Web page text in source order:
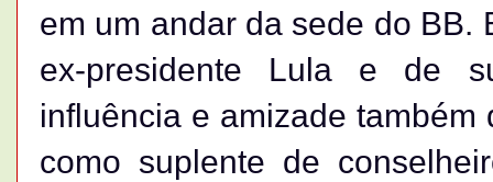
em um andar da sede do BB.
ex-presidente Lula e de
influência e amizade
como suplente de